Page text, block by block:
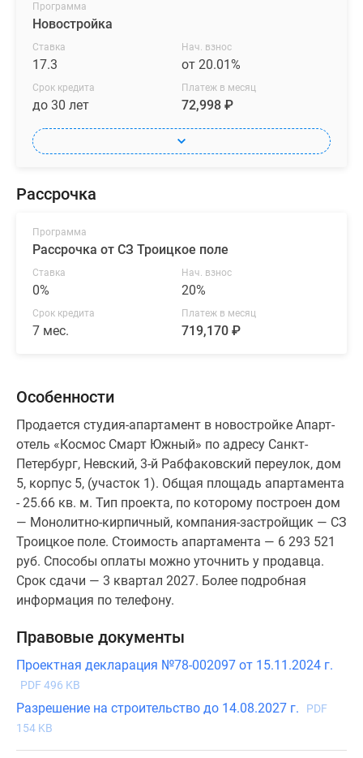
Программа
Новостройка
Ставка
17.3
Нач. взнос
от 20.01%
Срок кредита
до 30 лет
Платеж в месяц
72,998 ₽
Рассрочка
Программа
Рассрочка от СЗ Троицкое поле
Ставка
0%
Нач. взнос
20%
Срок кредита
7 мес.
Платеж в месяц
719,170 ₽
Особенности
Продается студия-апартамент в новостройке Апарт-
отель «Космос Смарт Южный» по адресу Санкт-
Петербург, Невский, 3-й Рабфаковский переулок, дом
5, корпус 5, (участок 1). Общая площадь апартамента
- 25.66 кв. м. Тип проекта, по которому построен дом
— Монолитно-кирпичный, компания-застройщик — СЗ
Троицкое поле. Стоимость апартамента — 6 293 521
руб. Способы оплаты можно уточнить у продавца.
Срок сдачи — 3 квартал 2027. Более подробная
информация по телефону.
Правовые документы
Проектная декларация №78-002097 от 15.11.2024 г.
PDF 496 KB
Разрешение на строительство до 14.08.2027 г.
PDF
154 KB